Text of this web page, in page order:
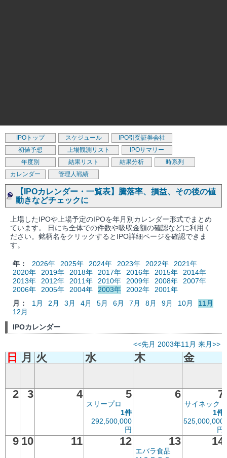
IPOトップ スケジュール
IPO引受証券会社
初値予想
上場観測リスト
IPOサマリー
年度別
結果リスト 結果分析
時系列
カレンダー
管理人戦績
【IPOカレンダー・一覧表】騰落率、損益、その後の値
動きなどチェックに
上場したIPOや上場予定のIPOを年月別カレンダー形式でまとめ
ています。 日にち全体での件数や吸収金額の確認などに利用く
ださい。銘柄名をクリックするとIPO詳細ページを確認できま
す。
年： 2026年 2025年 2024年 2023年 2022年
2021年
2020年
2019年 2018年 2017年 2016年 2015年
2014年
2013年
2012年 2011年 2010年 2009年 2008年
2007年
2006年
2005年 2004年 2003年 2002年
2001年
月：
1月 2月 3月 4月 5月 6月 7月 8月 9月 10月
11月
12月
IPOカレンダー
<<先月 2003年11月 来月>>
日 月 火 水 木 金
2 3 4 5
スリープロ
1件
292,500,000
円
6 7
サイネック
1件
525,000,000
円
9 10 11 12 13
エバラ食品
14